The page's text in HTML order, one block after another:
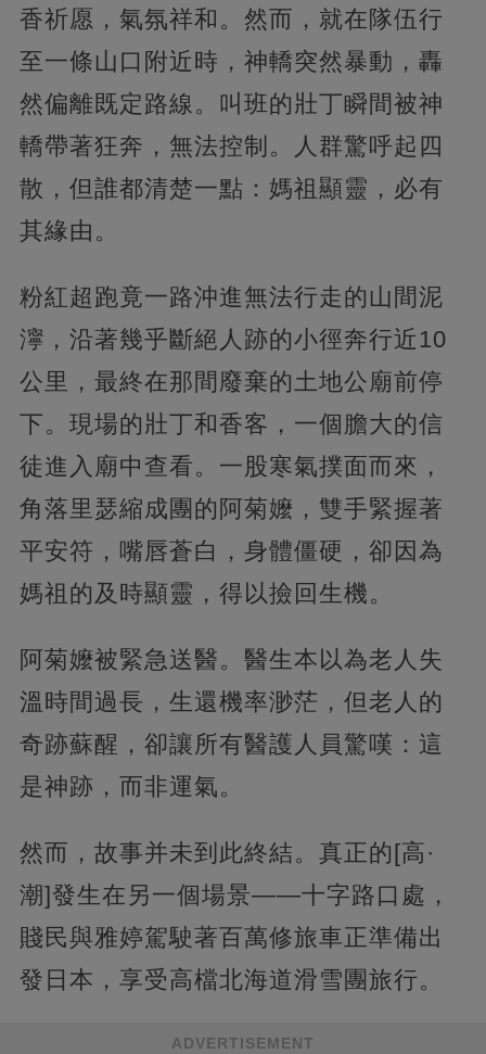
香祈愿，氣氛祥和。然而，就在隊伍行
至一條山口附近時，神轎突然暴動，轟
然偏離既定路線。叫班的壯丁瞬間被神
轎帶著狂奔，無法控制。人群驚呼起四
散，但誰都清楚一點：媽祖顯靈，必有
其緣由。
粉紅超跑竟一路沖進無法行走的山間泥
濘，沿著幾乎斷絕人跡的小徑奔行近10
公里，最終在那間廢棄的土地公廟前停
下。現場的壯丁和香客，一個膽大的信
徒進入廟中查看。一股寒氣撲面而來，
角落里瑟縮成團的阿菊嬤，雙手緊握著
平安符，嘴唇蒼白，身體僵硬，卻因為
媽祖的及時顯靈，得以撿回生機。
阿菊嬤被緊急送醫。醫生本以為老人失
溫時間過長，生還機率渺茫，但老人的
奇跡蘇醒，卻讓所有醫護人員驚嘆：這
是神跡，而非運氣。
然而，故事并未到此終結。真正的[高·
潮]發生在另一個場景——十字路口處，
賤民與雅婷駕駛著百萬修旅車正準備出
發日本，享受高檔北海道滑雪團旅行。
ADVERTISEMENT